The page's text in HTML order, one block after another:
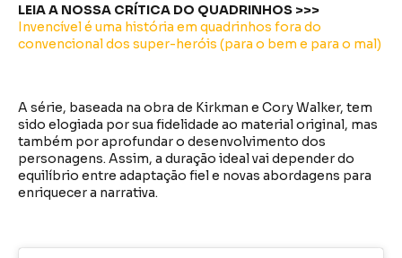
LEIA A NOSSA CRÍTICA DO QUADRINHOS >>>
Invencível é uma história em quadrinhos fora do
convencional dos super-heróis (para o bem e para o mal)
A série, baseada na obra de Kirkman e Cory Walker, tem
sido elogiada por sua fidelidade ao material original, mas
também por aprofundar o desenvolvimento dos
personagens. Assim, a duração ideal vai depender do
equilíbrio entre adaptação fiel e novas abordagens para
enriquecer a narrativa.